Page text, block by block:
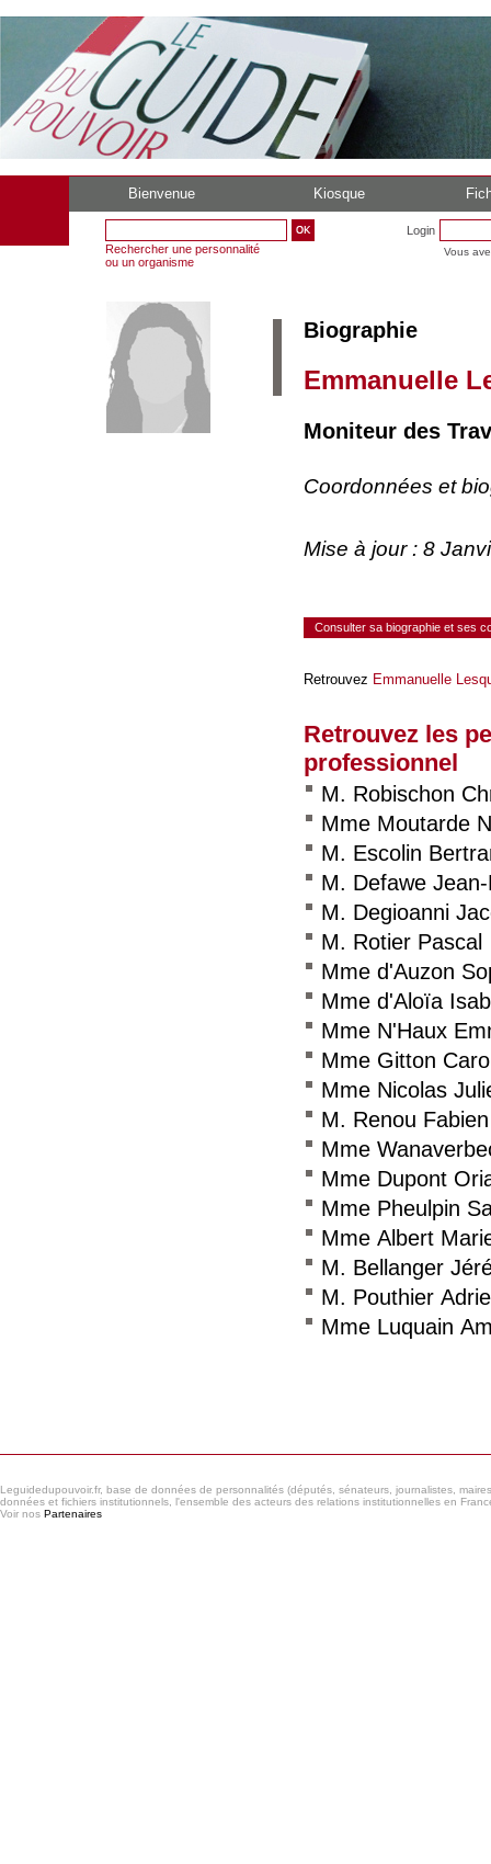
Bienvenue Kiosque
Rechercher une personnalité
ou un organisme
Login
Vous
Biographie
Emmanuelle
Moniteur des
Coordonnées et
Mise à jour : 8
Consulter sa biographie et ses
Retrouvez Emmanuelle
Retrouvez les
professionnel
M. Robischon
Mme Moutarde
M. Escolin
M. Defawe
M. Degioanni
M. Rotier Pascal
Mme d'Auzon
Mme d'Aloïa
Mme N'Haux
Mme Gitton
Mme Nicolas
M. Renou Fabien
Mme
Mme Dupont
Mme Pheulpin
Mme Albert
M. Bellanger
M. Pouthier
Mme Luquain
Leguidedupouvoir.fr, base de données de personnalités (députés, sénateurs, journalistes,
données et fichiers institutionnels, l'ensemble des acteurs des relations institutionnelles en
Voir nos Partenaires